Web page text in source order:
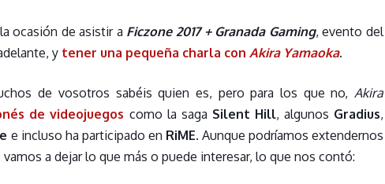
ocasión de asistir a Ficzone 2017 + Granada Gaming, evento del
y tener una pequeña charla con Akira Yamaoka.
de vosotros sabéis quien es, pero para los que no, Akira
de videojuegos como la saga Silent Hill, algunos Gradius,
e incluso ha participado en RiME. Aunque podríamos extendernos
a dejar lo que más o puede interesar, lo que nos contó: